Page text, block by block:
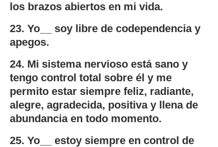
los brazos abiertos en mi vida.
23. Yo__ soy libre de codependencia y
apegos.
24. Mi sistema nervioso está sano y
tengo control total sobre él y me
permito estar siempre feliz, radiante,
alegre, agradecida, positiva y llena de
abundancia en todo momento.
25. Yo__ estoy siempre en control de